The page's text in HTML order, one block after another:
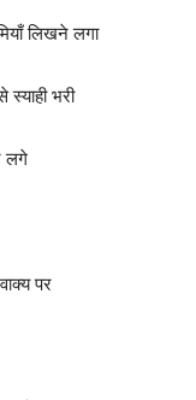
लिखने लगा
भरी
लगे
पर